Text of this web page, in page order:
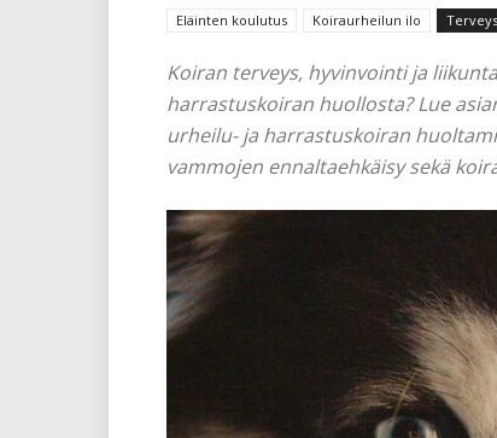
Eläinten koulutus Koiraurheilun ilo
Koiran terveys, hyvinvointi ja
harrastuskoiran huollosta? Lue
urheilu- ja harrastuskoiran
vammojen ennaltaehkäisy sekä